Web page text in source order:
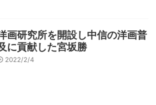
画研究所を開設し中信の洋画普
に貢献した宮坂勝
2022/2/4